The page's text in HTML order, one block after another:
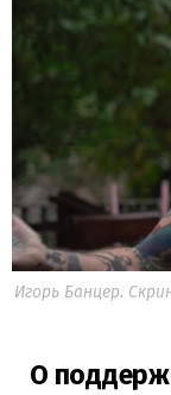
Игорь Банцер.
О